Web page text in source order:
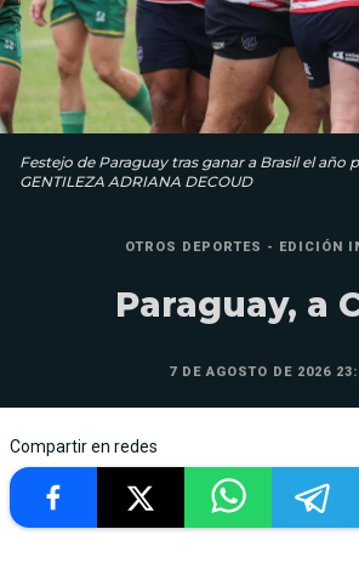
Festejo de Paraguay tras ganar a Brasil el año
GENTILEZA ADRIANA DECOUD
OTROS DEPORTES - EDICIÓN
Paraguay, a
7 DE AGOSTO DE 2026
Compartir en redes